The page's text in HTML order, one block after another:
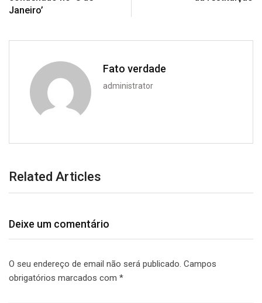
Janeiro’
Fato verdade
administrator
Related Articles
Deixe um comentário
O seu endereço de email não será publicado. Campos
obrigatórios marcados com *